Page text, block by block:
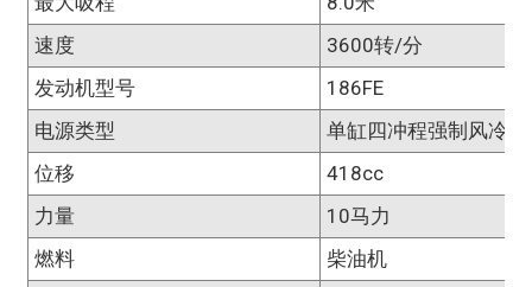
速度
3600转/分
发动机型号
186FE
电源类型
单缸四冲程强制风冷
位移
418cc
力量
10马力
燃料
柴油机